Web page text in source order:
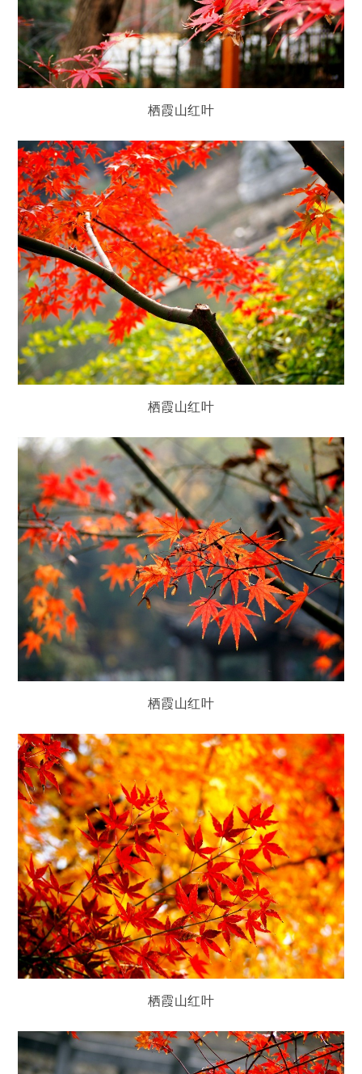
栖霞山红叶
栖霞山红叶
栖霞山红叶
栖霞山红叶